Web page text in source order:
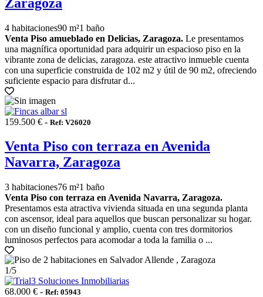
4 habitaciones90 m²1 baño
Venta Piso amueblado en Delicias, Zaragoza. Le presentamos
una magnífica oportunidad para adquirir un espacioso piso en la
vibrante zona de delicias, zaragoza. este atractivo inmueble cuenta
con una superficie construida de 102 m2 y útil de 90 m2, ofreciendo
suficiente espacio para disfrutar d...
159.500 € - Ref: V26020
Venta Piso con terraza en Avenida
Navarra, Zaragoza
3 habitaciones76 m²1 baño
Venta Piso con terraza en Avenida Navarra, Zaragoza.
Presentamos esta atractiva vivienda situada en una segunda planta
con ascensor, ideal para aquellos que buscan personalizar su hogar.
con un diseño funcional y amplio, cuenta con tres dormitorios
luminosos perfectos para acomodar a toda la familia o ...
1/5
68.000 € - Ref: 05943